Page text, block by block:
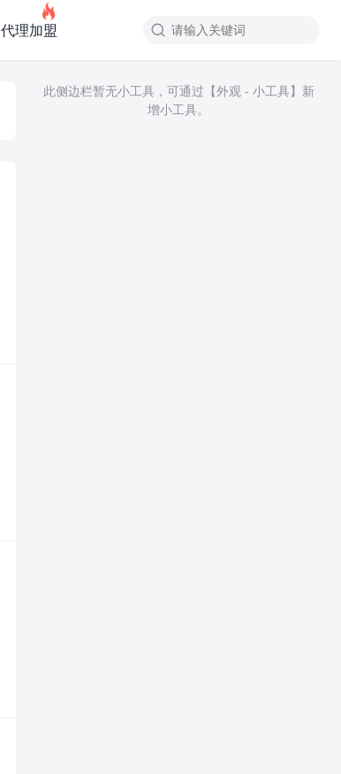

代理加盟

此侧边栏暂无小工具，可通过【外观 - 小工具】新
增小工具。